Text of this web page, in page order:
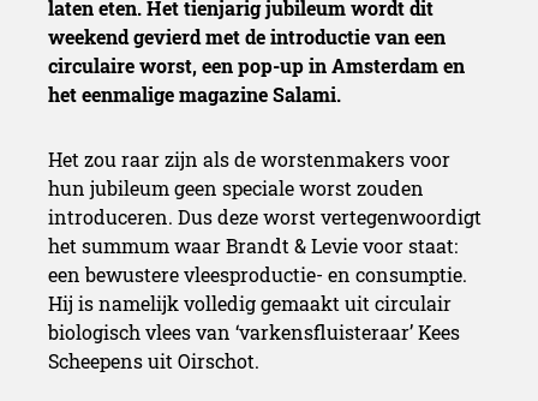
laten eten. Het tienjarig jubileum wordt dit
weekend gevierd met de introductie van een
circulaire worst, een pop-up in Amsterdam en
het eenmalige magazine Salami.
Het zou raar zijn als de worstenmakers voor
hun jubileum geen speciale worst zouden
introduceren. Dus deze worst vertegenwoordigt
het summum waar Brandt & Levie voor staat:
een bewustere vleesproductie- en consumptie.
Hij is namelijk volledig gemaakt uit circulair
biologisch vlees van ‘varkensfluisteraar’ Kees
Scheepens uit Oirschot.